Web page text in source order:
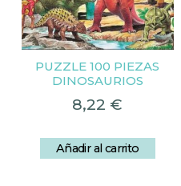
PUZZLE 100 PIEZAS
DINOSAURIOS
8,22 €
Añadir al carrito